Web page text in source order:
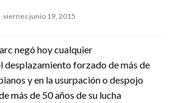
Publicado
viernes junio 19, 2015
negó hoy cualquier
desplazamiento forzado de más de
y en la usurpación o despojo
más de 50 años de su lucha